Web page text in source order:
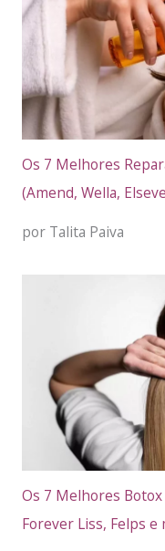
Os 7 Melhores
(Amend, Wella,
por Talita Paiva
Os 7 Melhores
Forever Liss, Felps e